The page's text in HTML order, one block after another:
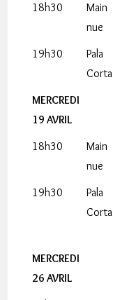
18h30
Main
nue
19h30
Pala
Corta
MERCREDI
19 AVRIL
18h30
Main
nue
19h30
Pala
Corta
MERCREDI
26 AVRIL